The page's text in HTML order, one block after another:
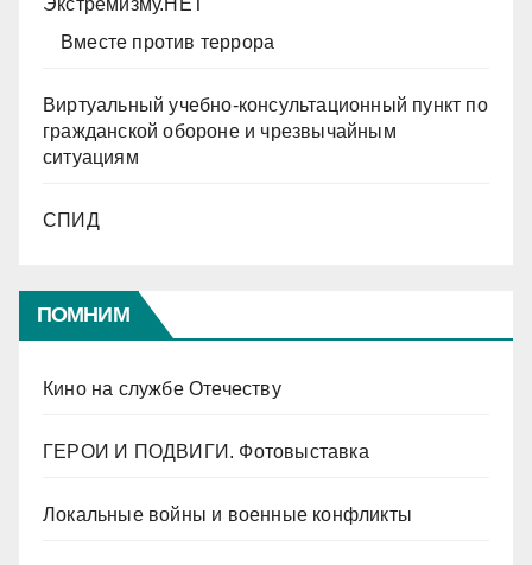
Вместе против террора
Виртуальный учебно-консультационный пункт по
гражданской обороне и чрезвычайным
ситуациям
СПИД
ПОМНИМ
Кино на службе Отечеству
ГЕРОИ И ПОДВИГИ. Фотовыставка
Локальные войны и военные конфликты